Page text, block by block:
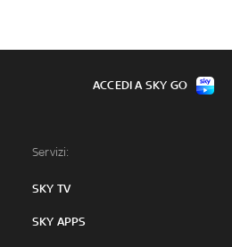
Servizi:
SKY TV
SKY APPS
ACCEDI A SKY GO